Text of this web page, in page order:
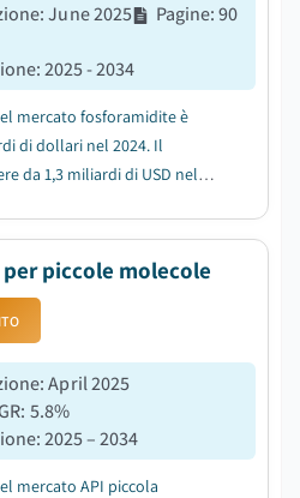
:June 2025 Pagine:90
:2025 - 2034
mercato fosforamidite è
di dollari nel 2024. Il
da 1,3 miliardi di USD nel
piccole molecole
:April 2025
5.8%
:2025 – 2034
mercato API piccola